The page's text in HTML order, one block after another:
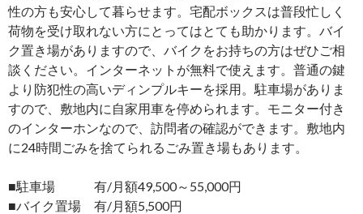
性の方も安心して暮らせます。宅配ボックスは普段忙しく
荷物を受け取れない方にとってはとても助かります。バイ
ク置き場がありますので、バイクをお持ちの方はぜひご相
談ください。インターネットが無料で使えます。普通の鍵
より防犯性の高いディンプルキーを採用。駐車場がありま
すので、敷地内に自家用車を停められます。モニター付き
のインターホンなので、訪問者の確認ができます。敷地内
に24時間ごみを捨てられるごみ置き場もあります。
■駐車場 有/月額49,500～55,000円
■バイク置場 有/月額5,500円